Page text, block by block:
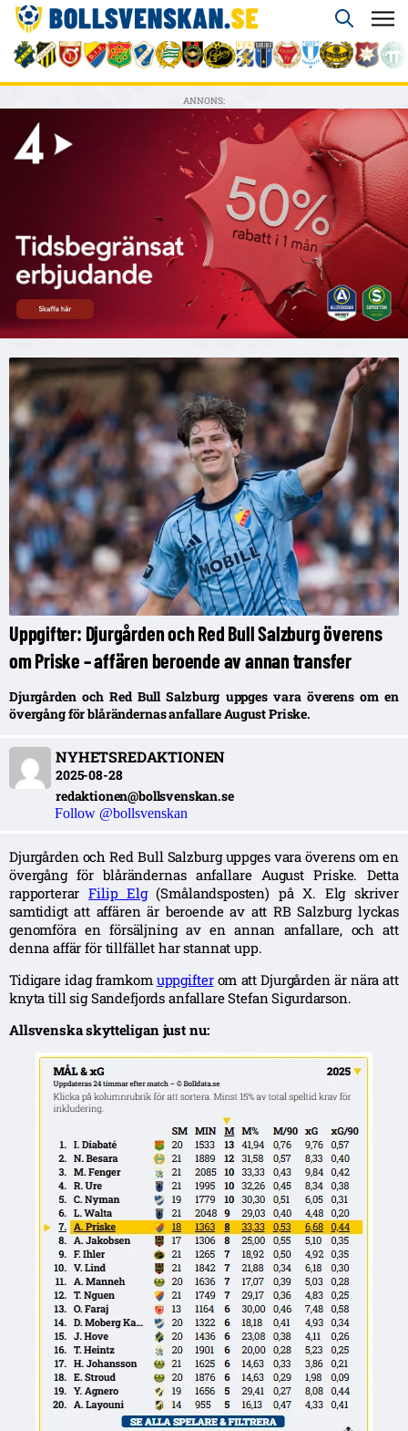
ANNONS:
Uppgifter: Djurgården och Red Bull Salzburg överens
om Priske – affären beroende av annan transfer
Djurgården och Red Bull Salzburg uppges vara överens om en
övergång för blårändernas anfallare August Priske.
NYHETSREDAKTIONEN
2025-08-28
redaktionen@bollsvenskan.se
Follow @bollsvenskan
Djurgården och Red Bull Salzburg uppges vara överens om en
övergång för blårändernas anfallare August Priske. Detta
rapporterarFilip Elg(Smålandsposten) på X. Elg skriver
samtidigt att affären är beroende av att RB Salzburg lyckas
genomföra en försäljning av en annan anfallare, och att
denna affär för tillfället har stannat upp.
Tidigare idag framkom uppgifterom att Djurgården är nära att
knyta till sig Sandefjords anfallare Stefan Sigurdarson.
Allsvenska skytteligan just nu: